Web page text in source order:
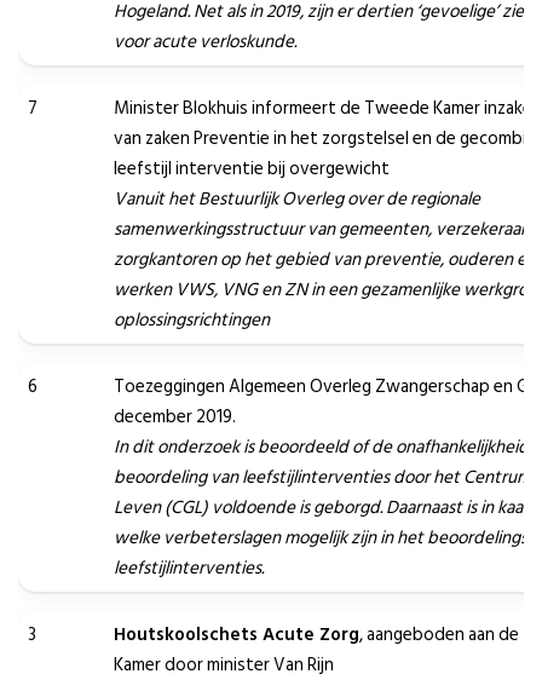
Hogeland. Net als in 2019, zijn er dertien ‘gevoelige’
voor acute verloskunde.
7
Minister Blokhuis informeert de Tweede Kamer inzake
van zaken Preventie in het zorgstelsel en de
leefstijl interventie bij overgewicht
Vanuit het Bestuurlijk Overleg over de regionale
samenwerkingsstructuur van gemeenten, verzekeraars
zorgkantoren op het gebied van preventie, ouderen en
werken VWS, VNG en ZN in een gezamenlijke
oplossingsrichtingen
6
Toezeggingen Algemeen Overleg Zwangerschap en
december 2019.
In dit onderzoek is beoordeeld of de onafhankelijkheid
beoordeling van leefstijlinterventies door het Centrum
Leven (CGL) voldoende is geborgd. Daarnaast is in
welke verbeterslagen mogelijk zijn in het
leefstijlinterventies.
3 Houtskoolschets Acute Zorg, aangeboden aan de
Kamer door minister Van Rijn